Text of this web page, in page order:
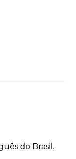
do Brasil.